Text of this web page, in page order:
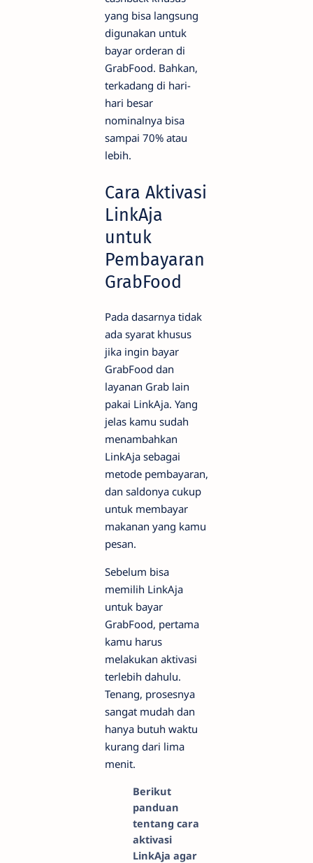
yang bisa langsung
digunakan untuk
bayar orderan di
GrabFood. Bahkan,
terkadang di hari-
hari besar
nominalnya bisa
sampai 70% atau
lebih.
Cara Aktivasi
LinkAja
untuk
Pembayaran
GrabFood
Pada dasarnya tidak
ada syarat khusus
jika ingin bayar
GrabFood dan
layanan Grab lain
pakai LinkAja. Yang
jelas kamu sudah
menambahkan
LinkAja sebagai
metode pembayaran,
dan saldonya cukup
untuk membayar
makanan yang kamu
pesan.
Sebelum bisa
memilih LinkAja
untuk bayar
GrabFood, pertama
kamu harus
melakukan aktivasi
terlebih dahulu.
Tenang, prosesnya
sangat mudah dan
hanya butuh waktu
kurang dari lima
menit.
Berikut
panduan
tentang cara
aktivasi
LinkAja agar